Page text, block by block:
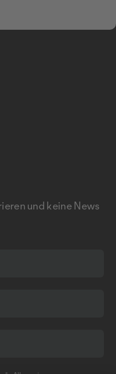
und keine News